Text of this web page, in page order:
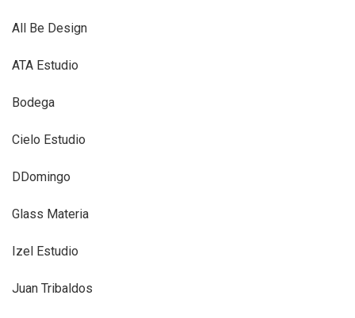
All Be Design
ATA Estudio
Bodega
Cielo Estudio
DDomingo
Glass Materia
Izel Estudio
Juan Tribaldos